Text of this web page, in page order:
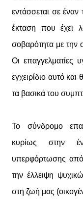
εντάσσεται σε έναν
έκταση που έχει
σοβαρότητα με την
Οι επαγγελματίες
εγχειρίδιο αυτό
τα βασικά του
Το σύνδρομο
κυρίως στην
υπερφόρτωσης από
την έλλειψη
στη ζωή μας